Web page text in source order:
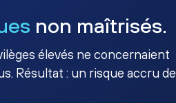
non maîtrisés.
élevés ne concernaient
Résultat : un risque accru de